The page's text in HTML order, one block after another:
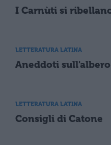
I Carnùti si
LETTERATURA LATINA
Aneddoti
LETTERATURA LATINA
Consigli di Catone